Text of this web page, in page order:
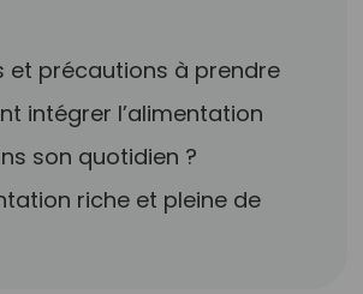
et précautions à prendre
intégrer l’alimentation
son quotidien ?
riche et pleine de